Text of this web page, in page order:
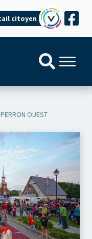
citoyen
OUEST